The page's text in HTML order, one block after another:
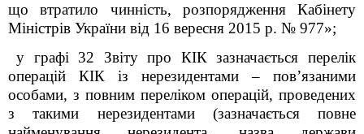
що втратило чинність, розпорядження Кабінету
Міністрів України від 16 вересня 2015 р. № 977»;
у графі 32 Звіту про КІК зазначається перелік
операцій КІК із нерезидентами – пов’язаними
особами, з повним переліком операцій, проведених
з такими нерезидентами (зазначається повне